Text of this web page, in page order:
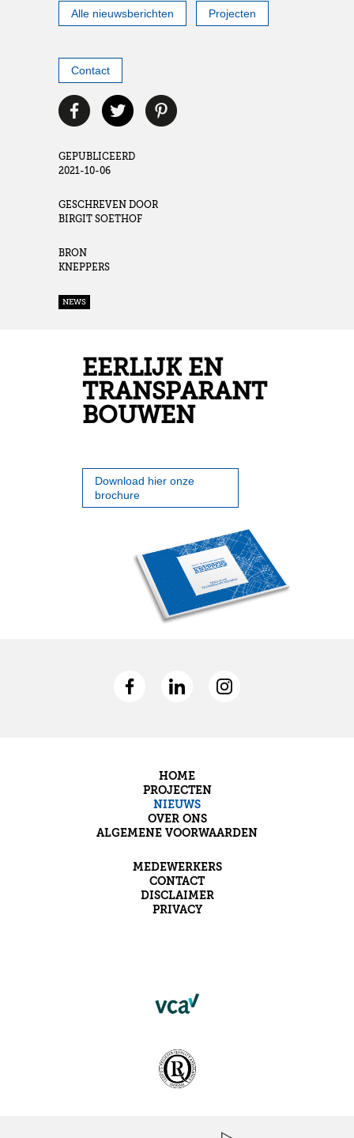
Alle nieuwsberichten Projecten
Contact
GEPUBLICEERD
2021-10-06
GESCHREVEN DOOR
BIRGIT SOETHOF
BRON
KNEPPERS
NEWS
EERLIJK EN
TRANSPARANT
BOUWEN
Download hier onze
brochure
HOME
PROJECTEN
NIEUWS
OVER ONS
ALGEMENE VOORWAARDEN
MEDEWERKERS
CONTACT
DISCLAIMER
PRIVACY